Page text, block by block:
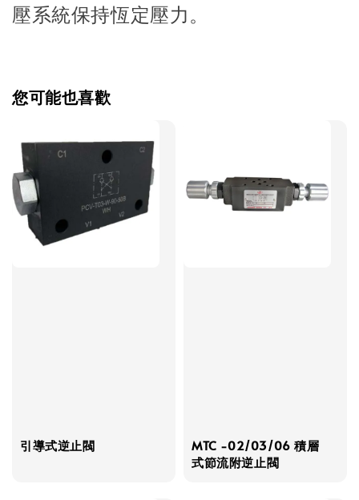
壓系統保持恆定壓力。
您可能也喜歡
引導式逆止閥
MTC -02/03/06 積層
式節流附逆止閥